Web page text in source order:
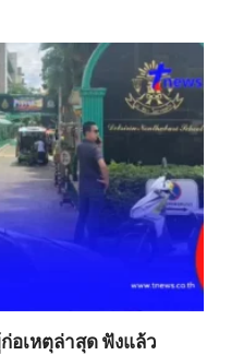
อเหตุล่าสุด ฟังแล้ว